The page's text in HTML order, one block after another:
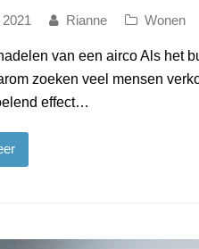
Rianne Wonen
van een airco Als het
zoeken veel mensen
effect…